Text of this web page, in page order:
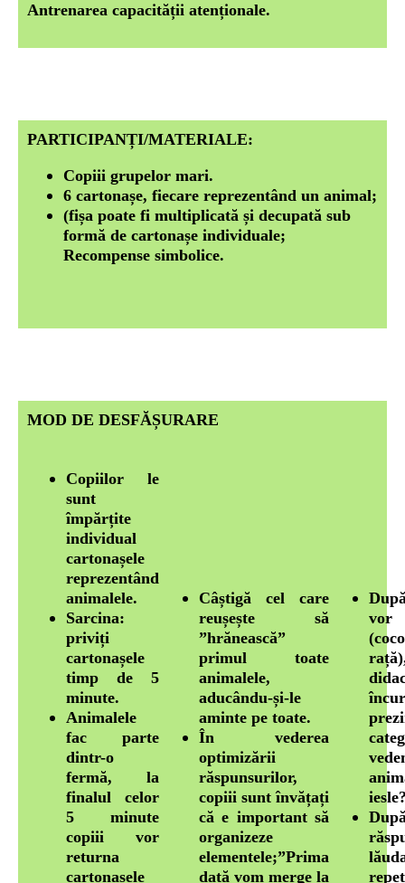
Antrenarea capacității atenționale.
PARTICIPANȚI/MATERIALE:
Copiii grupelor mari.
6 cartonașe, fiecare reprezentând un animal;
(fișa poate fi multiplicată și decupată sub
formă de cartonașe individuale;
Recompense simbolice.
MOD DE DESFĂȘURARE
Copiilor le
sunt
împărțite
individual
cartonașele
reprezentând
animalele.
Sarcina:
priviți
cartonașele
timp de 5
minute.
Animalele
fac parte
dintr-o
fermă, la
finalul celor
5 minute
copiii vor
returna
cartonașele
Câștigă cel care
reușește să
”hrănească”
primul toate
animalele,
aducându-și-le
aminte pe toate.
În vederea
optimizării
răspunsurilor,
copiii sunt învățați
că e important să
organizeze
elementele;”Prima
dată vom merge la
vor